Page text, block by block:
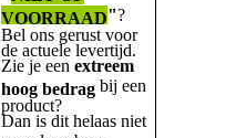
VOORRAAD"?
Bel ons gerust voor
de actuele levertijd.
Zie je een extreem
hoog bedragbij een
product?
Dan is dit helaas niet